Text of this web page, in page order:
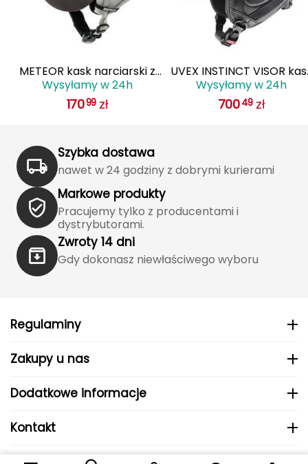
INNY
JOMA
Jetboil
Julbo
Karpos
METEOR kask narciarski z
przyłbicą regulowany
Falven biały
Wysyłamy w 24h
17099 zł
UVEX INSTINCT VISOR
narciarski hardshell z
goglami czarny
Wysyłamy w 24h
70049 zł
Szybka dostawa
nawet w 24 godziny z dobrymi kurierami
Markowe produkty
Pracujemy tylko z producentami i
dystrybutorami.
Zwroty 14 dni
Gdy dokonasz niewłaściwego wyboru
Regulaminy
Zakupy u nas
Dodatkowe informacje
Kontakt
© 2024 MHS Sp. z o.o..